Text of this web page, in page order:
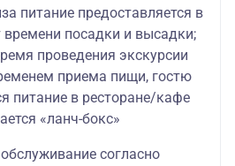
питание предоставляется в
времени посадки и высадки;
проведения экскурсии
приема пищи, гостю
питание в ресторане/кафе
«ланч-бокс»
согласно